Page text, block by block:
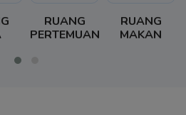
RUANG
PERTEMUAN
RUANG
MAKAN